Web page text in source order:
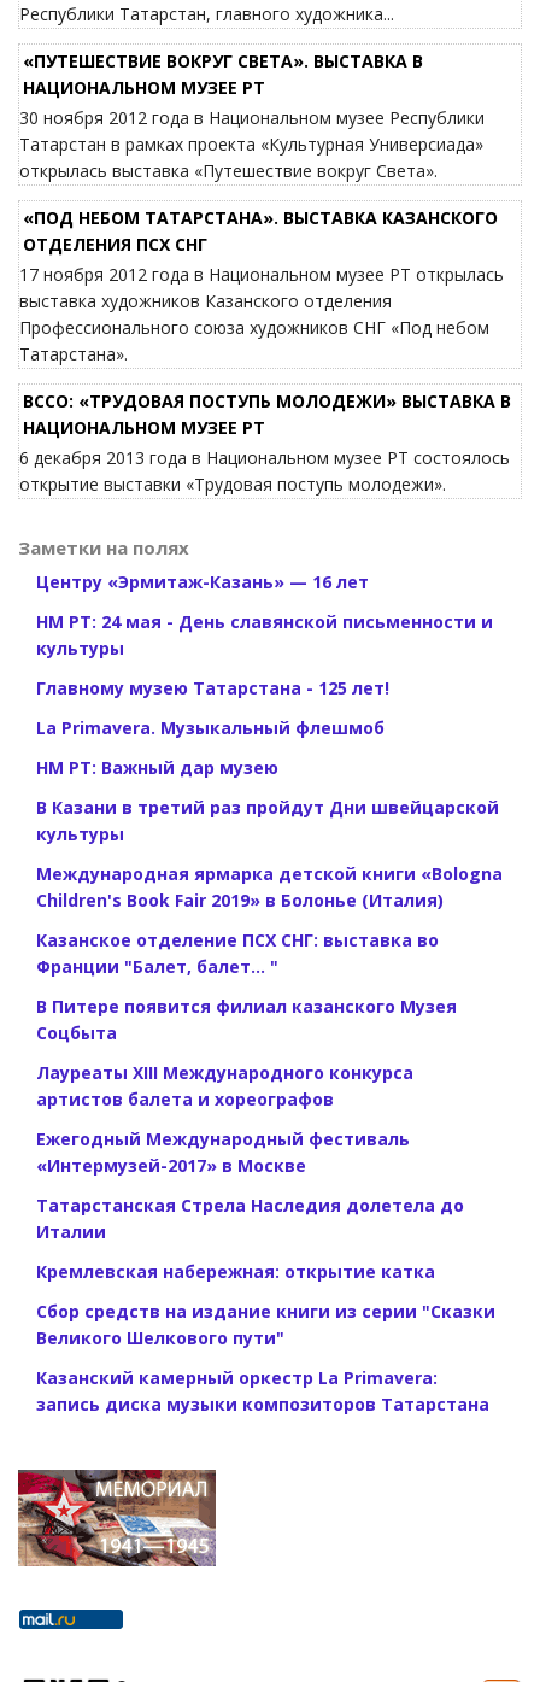
Республики Татарстан, главного художника...
«ПУТЕШЕСТВИЕ ВОКРУГ СВЕТА». ВЫСТАВКА В
НАЦИОНАЛЬНОМ МУЗЕЕ РТ
30 ноября 2012 года в Национальном музее Республики
Татарстан в рамках проекта «Культурная Универсиада»
открылась выставка «Путешествие вокруг Света».
«ПОД НЕБОМ ТАТАРСТАНА». ВЫСТАВКА КАЗАНСКОГО
ОТДЕЛЕНИЯ ПСХ СНГ
17 ноября 2012 года в Национальном музее РТ открылась
выставка художников Казанского отделения
Профессионального союза художников СНГ «Под небом
Татарстана».
ВССО: «ТРУДОВАЯ ПОСТУПЬ МОЛОДЕЖИ» ВЫСТАВКА В
НАЦИОНАЛЬНОМ МУЗЕЕ РТ
6 декабря 2013 года в Национальном музее РТ состоялось
открытие выставки «Трудовая поступь молодежи».
Заметки на полях
Центру «Эрмитаж-Казань» — 16 лет
НМ РТ: 24 мая - День славянской письменности и
культуры
Главному музею Татарстана - 125 лет!
La Primavera. Музыкальный флешмоб
НМ РТ: Важный дар музею
В Казани в третий раз пройдут Дни швейцарской
культуры
Международная ярмарка детской книги «Bologna
Children's Book Fair 2019» в Болонье (Италия)
Казанское отделение ПСХ СНГ: выставка во
Франции "Балет, балет... "
В Питере появится филиал казанского Музея
Соцбыта
Лауреаты XIII Международного конкурса
артистов балета и хореографов
Ежегодный Международный фестиваль
«Интермузей-2017» в Москве
Татарстанская Стрела Наследия долетела до
Италии
Кремлевская набережная: открытие катка
Сбор средств на издание книги из серии "Сказки
Великого Шелкового пути"
Казанский камерный оркестр La Primavera:
запись диска музыки композиторов Татарстана